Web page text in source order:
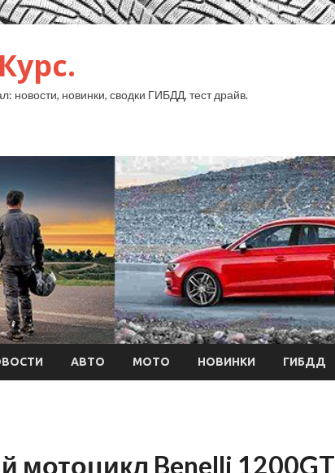
новости, новинки, сводки ГИБДД, тест драйв.
АВТО МОТО НОВИНКИ ГИБДД
мотоцикл Benelli 1200GT